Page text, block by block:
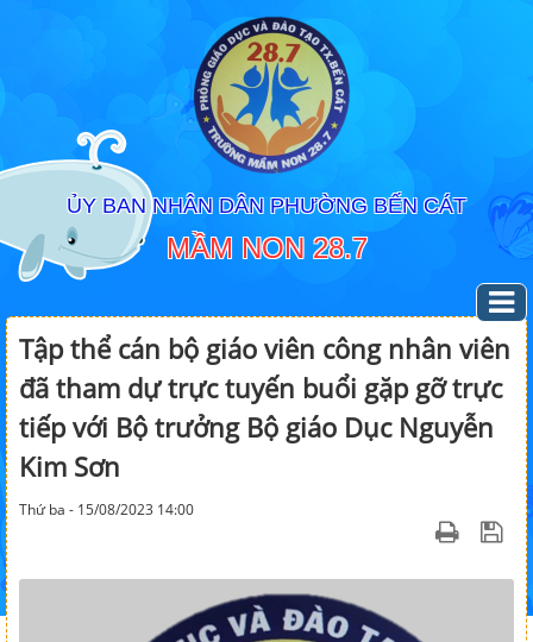
ỦY BAN NHÂN DÂN PHƯỜNG BẾN CÁT
MẦM NON 28.7
Tập thể cán bộ giáo viên công nhân viên
đã tham dự trực tuyến buổi gặp gỡ trực
tiếp với Bộ trưởng Bộ giáo Dục Nguyễn
Kim Sơn
Thứ ba - 15/08/2023 14:00